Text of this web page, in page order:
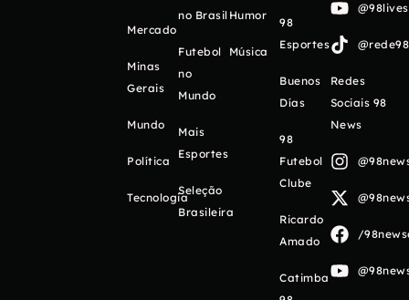
Mercado
Minas
Gerais
Mundo
Política
Tecnologia
no Brasil
Futebol
no
Mundo
Mais
Esportes
Seleção
Brasileira
Humor
Música
98
Esportes
Buenos
Días
98
Futebol
Clube
Ricardo
Amado
Catimba
Redes
Sociais 98
News
/